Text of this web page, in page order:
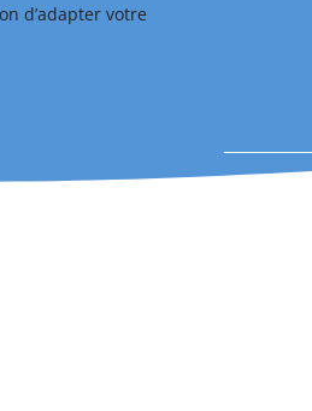
d’adapter votre